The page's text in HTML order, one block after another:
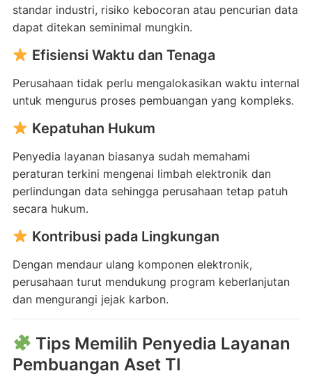
standar industri, risiko kebocoran atau pencurian data
dapat ditekan seminimal mungkin.
Efisiensi Waktu dan Tenaga
Perusahaan tidak perlu mengalokasikan waktu internal
untuk mengurus proses pembuangan yang kompleks.
Kepatuhan Hukum
Penyedia layanan biasanya sudah memahami
peraturan terkini mengenai limbah elektronik dan
perlindungan data sehingga perusahaan tetap patuh
secara hukum.
Kontribusi pada Lingkungan
Dengan mendaur ulang komponen elektronik,
perusahaan turut mendukung program keberlanjutan
dan mengurangi jejak karbon.
Tips Memilih Penyedia Layanan
Pembuangan Aset TI